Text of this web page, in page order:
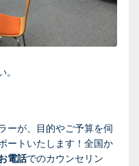
ーが、目的やご予算を伺
ートいたします！全国か
電話でのカウンセリン